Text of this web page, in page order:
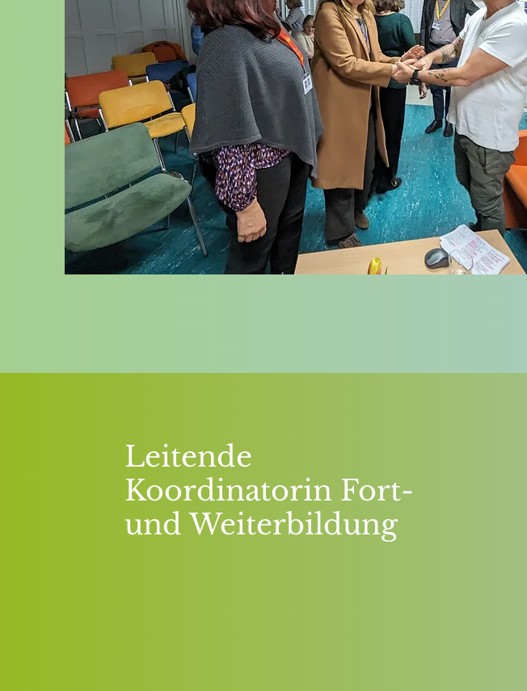
Leitende
Koordinatorin Fort-
und Weiterbildung